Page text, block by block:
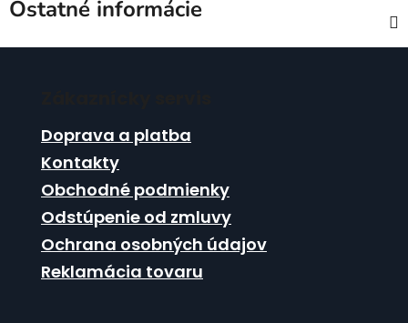
Ostatné informácie
Doprava a platba
Kontakty
Obchodné podmienky
Odstúpenie od zmluvy
Ochrana osobných údajov
Reklamácia tovaru